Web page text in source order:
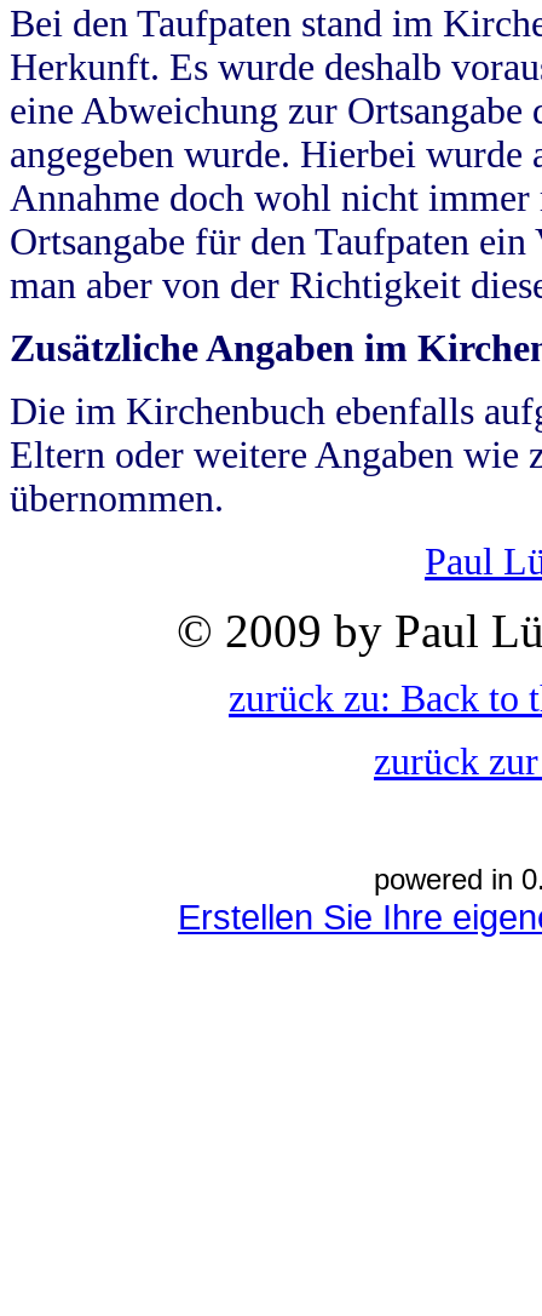
Bei den Taufpaten stand im
Herkunft. Es wurde deshalb
eine Abweichung zur
angegeben wurde. Hierbei wurde
Annahme doch wohl nicht
Ortsangabe für den Taufpaten
man aber von der Richtigkeit
Zusätzliche Angaben im
Die im Kirchenbuch ebenfalls
Eltern oder weitere Angaben wie
übernommen.
Paul
© 2009 by Paul
zurück zu: Back to
zurück
powered in
Erstellen Sie Ihre